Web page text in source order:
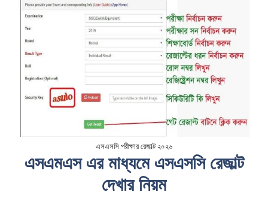
এসএসসি পরীক্ষার রেজাল্ট ২০২৬
এসএমএস এর মাধ্যমে এসএসসি রেজাল্ট
দেখার নিয়ম